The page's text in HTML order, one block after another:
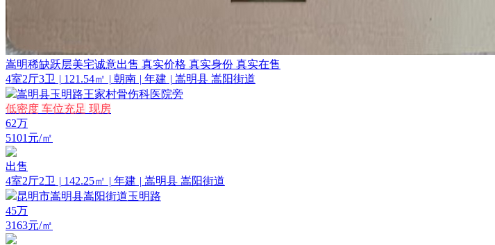
嵩明稀缺跃层美宅诚意出售 真实价格 真实身份 真实在售
4室2厅3卫 | 121.54㎡ | 朝南 | 年建 | 嵩明县 嵩阳街道
嵩明县玉明路王家村骨伤科医院旁
低密度 车位充足 现房
62万
5101元/㎡
出售
4室2厅2卫 | 142.25㎡ | 年建 | 嵩明县 嵩阳街道
昆明市嵩明县嵩阳街道玉明路
45万
3163元/㎡